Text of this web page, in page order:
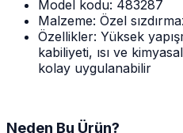
Model kodu: 483287
Malzeme: Özel
Özellikler: Yüksek
kabiliyeti, ısı ve
kolay uygulanabilir
Neden Bu Ürün?